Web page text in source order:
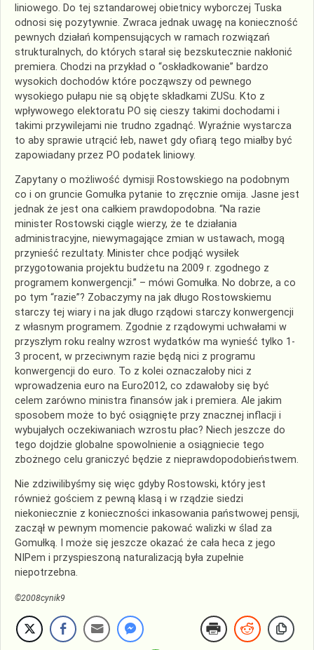
liniowego. Do tej sztandarowej obietnicy wyborczej Tuska
odnosi się pozytywnie. Zwraca jednak uwagę na konieczność
pewnych działań kompensujących w ramach rozwiązań
strukturalnych, do których starał się bezskutecznie nakłonić
premiera. Chodzi na przykład o “oskładkowanie” bardzo
wysokich dochodów które począwszy od pewnego
wysokiego pułapu nie są objęte składkami ZUSu. Kto z
wpływowego elektoratu PO się cieszy takimi dochodami i
takimi przywilejami nie trudno zgadnąć. Wyraźnie wystarcza
to aby sprawie utrącić łeb, nawet gdy ofiarą tego miałby być
zapowiadany przez PO podatek liniowy.
Zapytany o możliwość dymisji Rostowskiego na podobnym
co i on gruncie Gomułka pytanie to zręcznie omija. Jasne jest
jednak że jest ona całkiem prawdopodobna. “Na razie
minister Rostowski ciągle wierzy, że te działania
administracyjne, niewymagające zmian w ustawach, mogą
przynieść rezultaty. Minister chce podjąć wysiłek
przygotowania projektu budżetu na 2009 r. zgodnego z
programem konwergencji.” – mówi Gomułka. No dobrze, a co
po tym “razie”? Zobaczymy na jak długo Rostowskiemu
starczy tej wiary i na jak długo rządowi starczy konwergencji
z własnym programem. Zgodnie z rządowymi uchwałami w
przyszłym roku realny wzrost wydatków ma wynieść tylko 1-
3 procent, w przeciwnym razie będą nici z programu
konwergencji do euro. To z kolei oznaczałoby nici z
wprowadzenia euro na Euro2012, co zdawałoby się być
celem zarówno ministra finansów jak i premiera. Ale jakim
sposobem może to być osiągnięte przy znacznej inflacji i
wybujałych oczekiwaniach wzrostu płac? Niech jeszcze do
tego dojdzie globalne spowolnienie a osiągniecie tego
zbożnego celu graniczyć będzie z nieprawdopodobieństwem.
Nie zdziwilibyśmy się więc gdyby Rostowski, który jest
również gościem z pewną klasą i w rządzie siedzi
niekoniecznie z konieczności inkasowania państwowej pensji,
zaczął w pewnym momencie pakować walizki w ślad za
Gomułką. I może się jeszcze okazać że cała heca z jego
NIPem i przyspieszoną naturalizacją była zupełnie
niepotrzebna.
©2008cynik9